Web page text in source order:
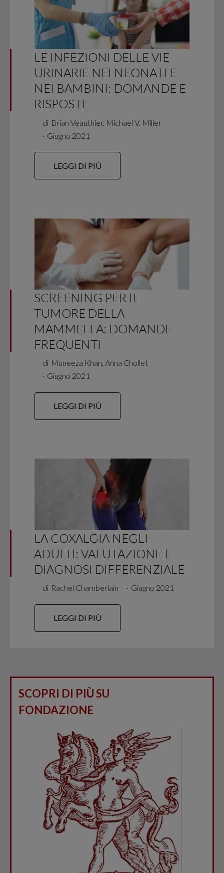
LE INFEZIONI DELLE VIE
URINARIE NEI NEONATI E
NEI BAMBINI: DOMANDE E
RISPOSTE
di Brian Veauthier, Michael V. Miller
∙ Giugno 2021
LEGGI DI PIÙ
SCREENING PER IL
TUMORE DELLA
MAMMELLA: DOMANDE
FREQUENTI
di Muneeza Khan, Anna Chollet
∙ Giugno 2021
LEGGI DI PIÙ
LA COXALGIA NEGLI
ADULTI: VALUTAZIONE E
DIAGNOSI DIFFERENZIALE
di Rachel Chamberlain ∙ Giugno 2021
LEGGI DI PIÙ
SCOPRI DI PIÙ SU
FONDAZIONE